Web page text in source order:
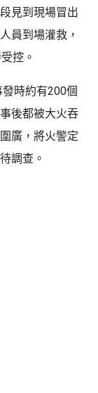
見到現場冒出
員到場灌救，
控。
時約有200個
後都被大火吞
廣，將火警定
調查。